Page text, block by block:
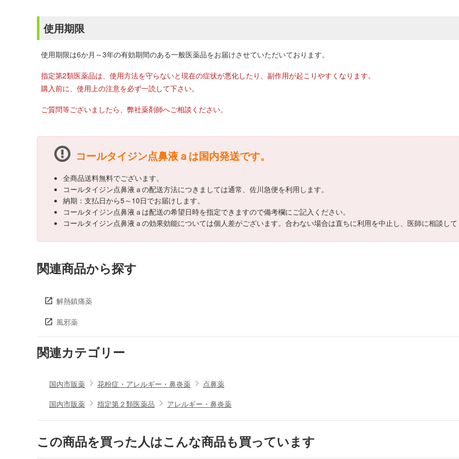
使用期限
使用期限は6か月～3年の有効期間のある一般医薬品をお届けさせていただいております。
指定第2類医薬品は、使用方法を守らないと現在の症状が悪化したり、副作用が起こりやすくなります。
購入前に、使用上の注意を必ず一読して下さい。
ご質問等ございましたら、弊社薬剤師へご相談ください。
コールタイジン点鼻液ａは国内発送です。
全商品送料無料でございます。
コールタイジン点鼻液ａの配送方法につきましては通常、佐川急便を利用します。
納期：支払日から5～10日でお届けします。
コールタイジン点鼻液ａは配送の希望日時を指定できますので備考欄にご記入ください。
コールタイジン点鼻液ａの効果効能については個人差がございます。合わない場合は直ちに利用を中止し、医師に相談して
関連商品から探す
解熱鎮痛薬
風邪薬
関連カテゴリー
国内市販薬 花粉症・アレルギー・鼻炎薬
点鼻薬
国内市販薬
指定第２類医薬品 アレルギー・鼻炎薬
この商品を買った人はこんな商品も買っています